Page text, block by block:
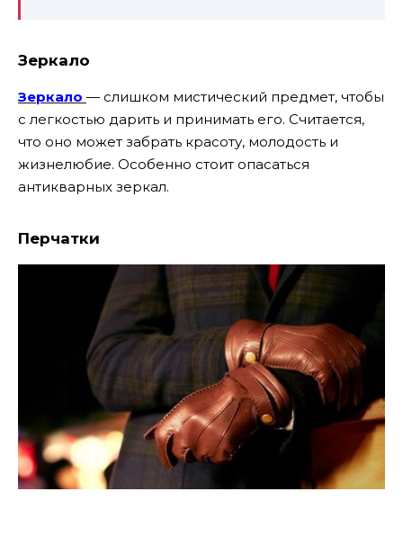
Зеркало
Зеркало — слишком мистический предмет, чтобы
с легкостью дарить и принимать его. Считается,
что оно может забрать красоту, молодость и
жизнелюбие. Особенно стоит опасаться
антикварных зеркал.
Перчатки